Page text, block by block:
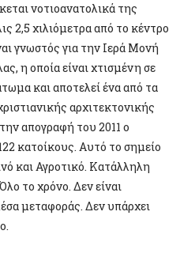
νοτιοανατολικά της
2,5 χιλιόμετρα από το κέντρο
γνωστός για την Ιερά Μονή
η οποία είναι χτισμένη σε
και αποτελεί ένα από τα
αρχιτεκτονικής
απογραφή του 2011 ο
κατοίκους. Αυτό το σημείο
και Αγροτικό. Κατάλληλη
το χρόνο. Δεν είναι
μεταφοράς. Δεν υπάρχει